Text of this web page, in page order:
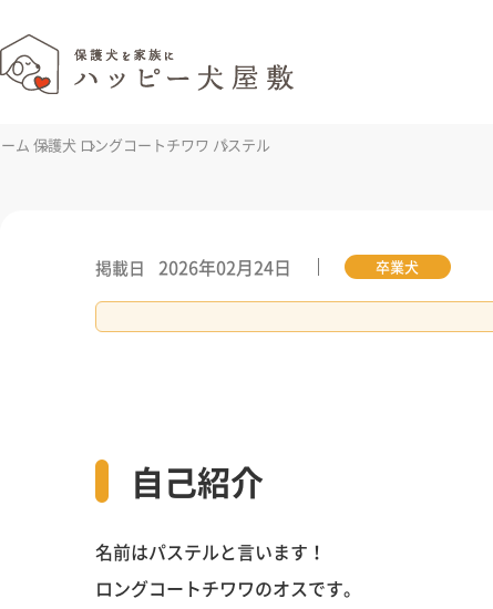
ム 保護犬 ロングコートチワワ パステル
掲載日 2026年02月24日 卒業犬
自己紹介
名前はパステルと言います！
ロングコートチワワのオスです。